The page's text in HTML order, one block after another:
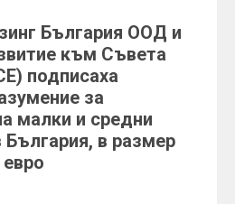
България ООД и
към Съвета
подписаха
за
малки и средни
България, в размер